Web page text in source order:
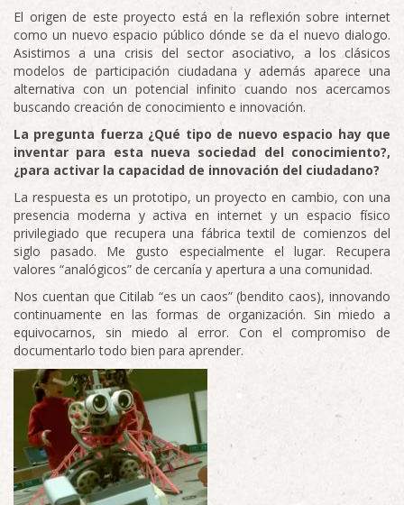
El origen de este proyecto está en la reflexión sobre internet
como un nuevo espacio público dónde se da el nuevo dialogo.
Asistimos a una crisis del sector asociativo, a los clásicos
modelos de participación ciudadana y además aparece una
alternativa con un potencial infinito cuando nos acercamos
buscando creación de conocimiento e innovación.
La pregunta fuerza ¿Qué tipo de nuevo espacio hay que
inventar para esta nueva sociedad del conocimiento?,
¿para activar la capacidad de innovación del ciudadano?
La respuesta es un prototipo, un proyecto en cambio, con una
presencia moderna y activa en internet y un espacio físico
privilegiado que recupera una fábrica textil de comienzos del
siglo pasado. Me gusto especialmente el lugar. Recupera
valores “analógicos” de cercanía y apertura a una comunidad.
Nos cuentan que Citilab “es un caos” (bendito caos), innovando
continuamente en las formas de organización. Sin miedo a
equivocarnos, sin miedo al error. Con el compromiso de
documentarlo todo bien para aprender.